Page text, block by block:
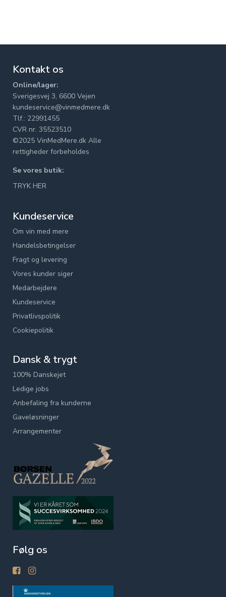
Kontakt os
Online/lager:
Sverigesvej 3, 6600 Vejen
kundeservice@vinmedmere.dk
Tlf.: 22991455
CVR nr. 35523510
©2025 VinMedMere.dk Alle
rettigheder forbeholdes
Se vores butik:
TRYK HER
Kundeservice
Om vin med mere
Handelsbetingelser
Fragt og levering
Vores kunder siger
Medarbejdere
Kundeservice
Privatlivspolitik
Cookiepolitik
Dansk & trygt
100% Danskejet
Ledige jobs
Anbefaling fra kunderne
Gaveløsninger
Arrangementer
Følg os